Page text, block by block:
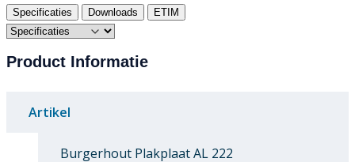
Specificaties Downloads ETIM
Product Informatie
Artikel
Burgerhout Plakplaat AL 222